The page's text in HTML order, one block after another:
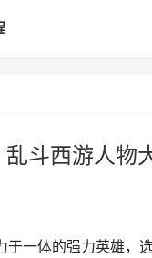
斗西游人物
一体的强力英雄，